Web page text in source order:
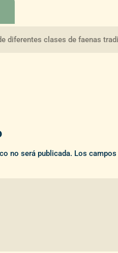
diferentes clases de faenas
no será publicada. Los